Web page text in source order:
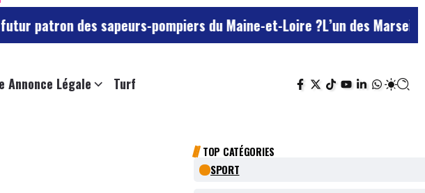
des sapeurs-pompiers du Maine-et-Loire ?L’un des Marseillais
Annonce Légale Turf
TOP CATÉGORIES
SPORT